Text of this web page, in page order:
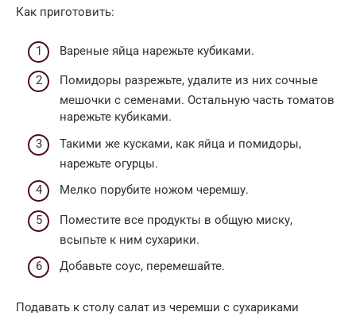
Как приготовить:
Вареные яйца нарежьте кубиками.
Помидоры разрежьте, удалите из них сочные
мешочки с семенами. Остальную часть томатов
нарежьте кубиками.
Такими же кусками, как яйца и помидоры,
нарежьте огурцы.
Мелко порубите ножом черемшу.
Поместите все продукты в общую миску,
всыпьте к ним сухарики.
Добавьте соус, перемешайте.
Подавать к столу салат из черемши с сухариками